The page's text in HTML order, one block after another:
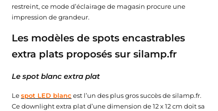
restreint, ce mode d’éclairage de magasin procure une
impression de grandeur.
Les modèles de spots encastrables
extra plats proposés sur silamp.fr
Le spot blanc extra plat
Lespot LED blanc est l’un des plus gros succès de silamp.fr.
Ce downlight extra plat d’une dimension de 12 x 12 cm doit sa